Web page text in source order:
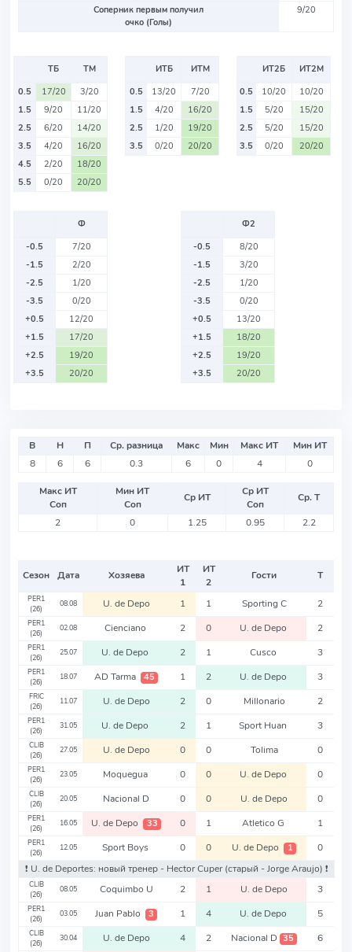
Соперник первым получил
очко (Голы)
9/20
ТБ
ТМ
0.5
17/20
3/20
1.5
9/20
11/20
2.5
6/20
14/20
3.5
4/20
16/20
4.5
2/20
18/20
5.5
0/20 20/20
ИТБ
ИТМ
0.5
13/20
7/20
1.5
4/20
16/20
2.5
1/20
19/20
3.5
0/20 20/20
ИТ2Б
ИТ2М
0.5
10/20
10/20
1.5
5/20
15/20
2.5
5/20
15/20
3.5
0/20 20/20
Ф
-0.5
7/20
-1.5
2/20
-2.5
1/20
-3.5
0/20
+0.5
12/20
+1.5
17/20
+2.5
19/20
+3.5
20/20
Ф2
-0.5
8/20
-1.5
3/20
-2.5
1/20
-3.5
0/20
+0.5
13/20
+1.5
18/20
+2.5
19/20
+3.5
20/20
В Н П Ср. разница Макс Мин Макс ИТ
Мин ИТ
8
6 6 0.3 6 0 4 0
Макс ИТ
Соп
Мин ИТ
Соп
Ср ИТ
Ср ИТ
Соп
Ср. Т
2
0 1.25 0.95 2.2
Сезон Дата Хозяева
ИТ
1
ИТ
2
Гости Т
PER1
(26)
08.08 U. de Depo 1 1 Sporting C 2
PER1
(26)
02.08 Cienciano 2 0 U. de Depo 2
PER1
(26)
25.07 U. de Depo 2 1 Cusco 3
PER1
(26)
18.07 AD Tarma 45 1 2 U. de Depo 3
FRIC
(26)
11.07 U. de Depo 2 0 Millonario 2
PER1
(26)
31.05 U. de Depo 2 1 Sport Huan 3
CLIB
(26)
27.05 U. de Depo 0 0 Tolima 0
PER1
(26)
23.05 Moquegua 0 0 U. de Depo 0
CLIB
(26)
20.05 Nacional D 0 0 U. de Depo 0
PER1
(26)
16.05 U. de Depo 33 0 1 Atletico G 1
PER1
(26)
12.05 Sport Boys 0 0 U. de Depo 1
0
❗️ U. de Deportes: новый тренер - Hector Cuper(старый - Jorge Araujo) ❗️
CLIB
(26)
08.05 Coquimbo U 2 1 U. de Depo 3
PER1
(26)
03.05 Juan Pablo 3 1 4 U. de Depo 5
CLIB
(26)
30.04 U. de Depo 4 2 Nacional D 35 6